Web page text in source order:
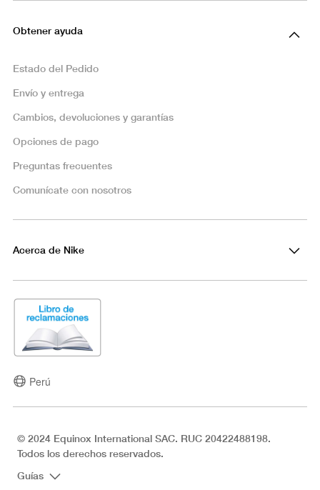
Obtener ayuda
Estado del Pedido
Envío y entrega
Cambios, devoluciones y garantías
Opciones de pago
Preguntas frecuentes
Comunícate con nosotros
Acerca de Nike
Perú
© 2024 Equinox International SAC. RUC 20422488198.
Todos los derechos reservados.
Guías